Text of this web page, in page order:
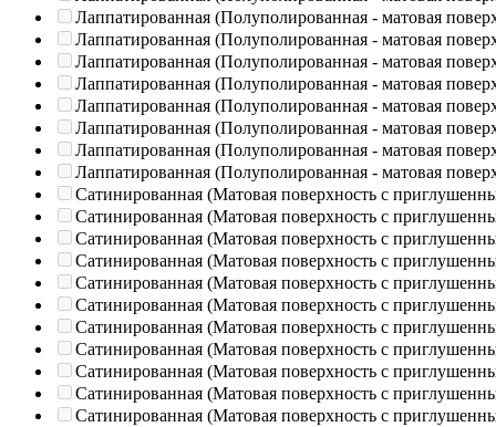
Лаппатированная (Полуполированная - матовая
Лаппатированная (Полуполированная - матовая
Лаппатированная (Полуполированная - матовая
Лаппатированная (Полуполированная - матовая
Лаппатированная (Полуполированная - матовая
Лаппатированная (Полуполированная - матовая
Лаппатированная (Полуполированная - матовая
Лаппатированная (Полуполированная - матовая
Сатинированная (Матовая поверхность с
Сатинированная (Матовая поверхность с
Сатинированная (Матовая поверхность с
Сатинированная (Матовая поверхность с
Сатинированная (Матовая поверхность с
Сатинированная (Матовая поверхность с
Сатинированная (Матовая поверхность с
Сатинированная (Матовая поверхность с
Сатинированная (Матовая поверхность с
Сатинированная (Матовая поверхность с
Сатинированная (Матовая поверхность с